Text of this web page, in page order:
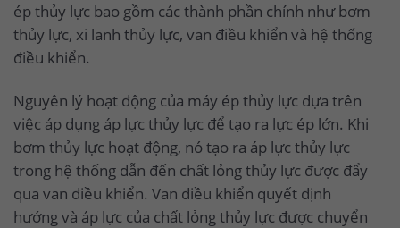
ép thủy lực bao gồm các thành phần chính như bơm
thủy lực, xi lanh thủy lực, van điều khiển và hệ thống
điều khiển.
Nguyên lý hoạt động của máy ép thủy lực dựa trên
việc áp dụng áp lực thủy lực để tạo ra lực ép lớn. Khi
bơm thủy lực hoạt động, nó tạo ra áp lực thủy lực
trong hệ thống dẫn đến chất lỏng thủy lực được đẩy
qua van điều khiển. Van điều khiển quyết định
hướng và áp lực của chất lỏng thủy lực được chuyển